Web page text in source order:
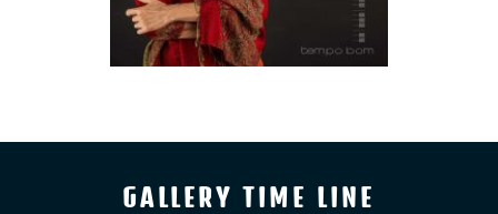
GALLERY TIME LINE